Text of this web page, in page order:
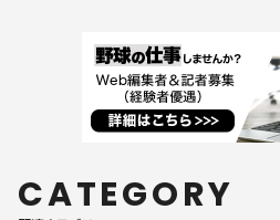
CATEGORY